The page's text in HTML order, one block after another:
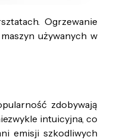
Ogrzewanie
używanych w
zdobywają
intuicyjna, co
emisji szkodliwych